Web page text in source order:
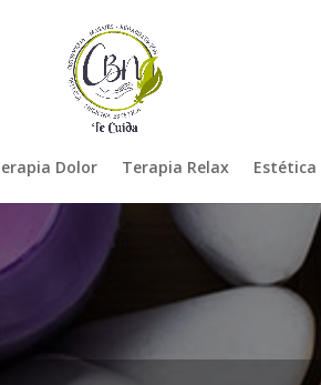
Dolor Terapia Relax Estética